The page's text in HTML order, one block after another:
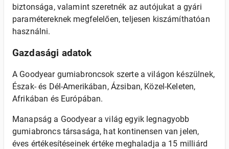
biztonsága, valamint szeretnék az autójukat a gyári
paramétereknek megfelelően, teljesen kiszámíthatóan
használni.
Gazdasági adatok
A Goodyear gumiabroncsok szerte a világon készülnek,
Észak- és Dél-Amerikában, Ázsiban, Közel-Keleten,
Afrikában és Európában.
Manapság a Goodyear a világ egyik legnagyobb
gumiabroncs társasága, hat kontinensen van jelen,
éves értékesítéseinek értéke meghaladja a 15 milliárd